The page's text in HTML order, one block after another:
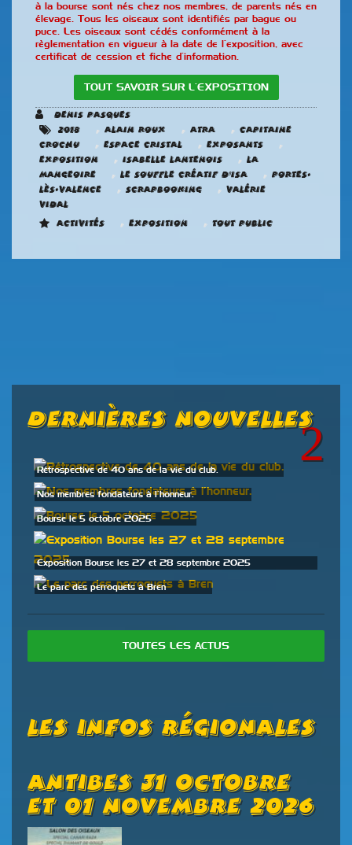
à la bourse sont nés chez nos membres, de parents nés en
élevage. Tous les oiseaux sont identifiés par bague ou
puce. Les oiseaux sont cédés conformément à la
règlementation en vigueur à la date de l’exposition, avec
certificat de cession et fiche d’information.
TOUT SAVOIR SUR L’EXPOSITION
Denis Pasques
2018
, Alain Roux , ATRA , Capitaine
Crochu
, Espace Cristal , Exposants ,
Exposition , Isabelle Lantenois , La
mangeoire
, Le Souffle créatif d'ISA , Portes-
Lès-Valence
, Scrapbooking , Valérie
Vidal
Activités
, Exposition , Tout public
Dernières Nouvelles
Rétrospective de 40 ans de la vie du club.
Nos membres fondateurs à l’honneur.
Bourse le 5 octobre 2025
Exposition Bourse les 27 et 28 septembre 2025
Le parc des perroquets à Bren
TOUTES LES ACTUS
Les Infos Régionales
Antibes 31 Octobre
Et 01 Novembre 2026